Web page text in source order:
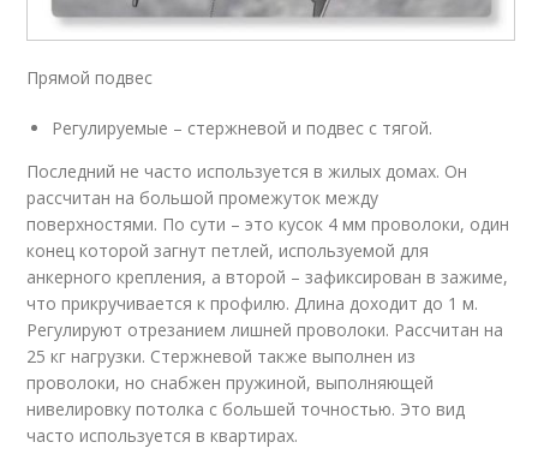
Прямой подвес
Регулируемые – стержневой и подвес с тягой.
Последний не часто используется в жилых домах. Он
рассчитан на большой промежуток между
поверхностями. По сути – это кусок 4 мм проволоки, один
конец которой загнут петлей, используемой для
анкерного крепления, а второй – зафиксирован в зажиме,
что прикручивается к профилю. Длина доходит до 1 м.
Регулируют отрезанием лишней проволоки. Рассчитан на
25 кг нагрузки. Стержневой также выполнен из
проволоки, но снабжен пружиной, выполняющей
нивелировку потолка с большей точностью. Это вид
часто используется в квартирах.